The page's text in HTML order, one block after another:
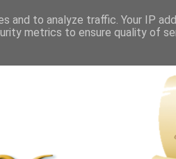
and to analyze traffic. Your IP
metrics to ensure quality of